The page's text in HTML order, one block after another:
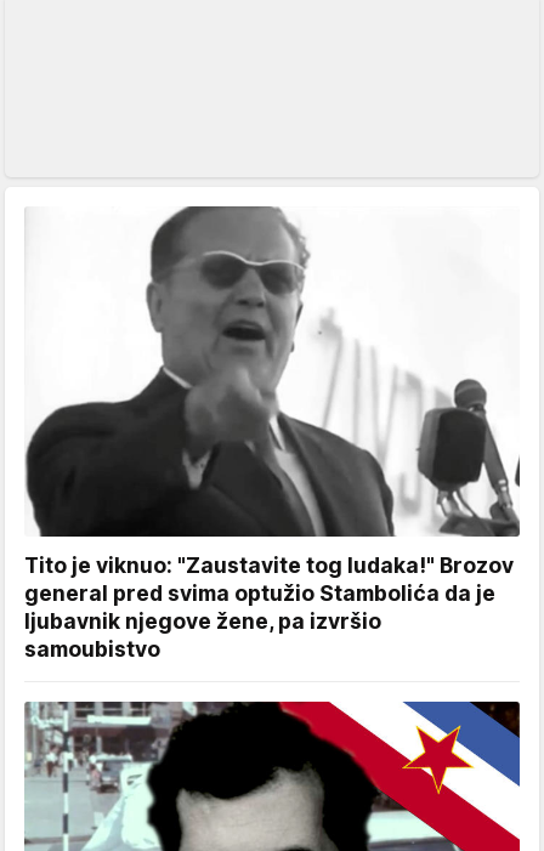
Tito je viknuo: "Zaustavite tog ludaka!" Brozov
general pred svima optužio Stambolića da je
ljubavnik njegove žene, pa izvršio
samoubistvo